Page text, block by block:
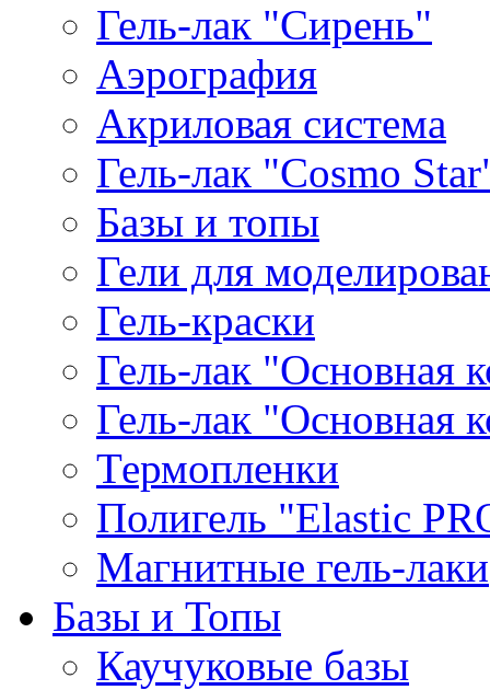
Гель-лак "Сирень"
Аэрография
Акриловая система
Гель-лак "Cosmo
Базы и топы
Гели для
Гель-краски
Гель-лак "Основная
Гель-лак "Основная
Термопленки
Полигель "Elastic
Магнитные гель-лаки
Базы и Топы
Каучуковые базы